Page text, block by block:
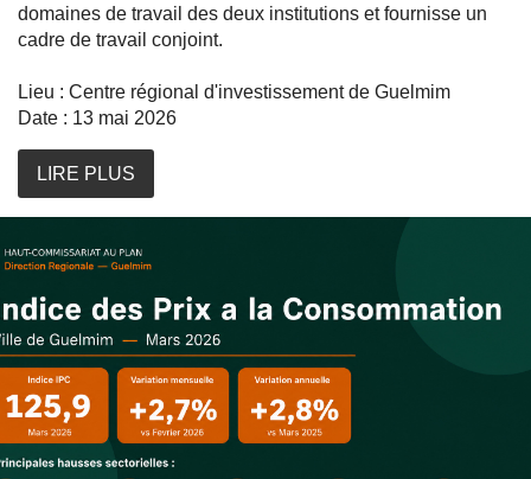
domaines de travail des deux institutions et fournisse un
cadre de travail conjoint.
Lieu : Centre régional d'investissement de Guelmim
Date : 13 mai 2026
LIRE PLUS